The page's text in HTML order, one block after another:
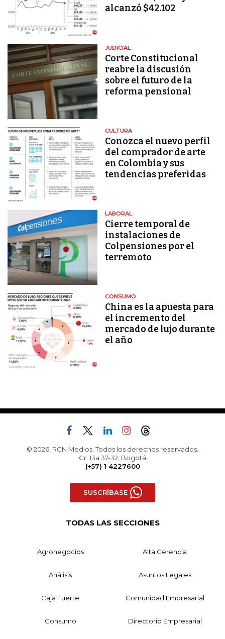
alcanzó $42.102
JUDICIAL
Corte Constitucional
reabre la discusión
sobre el futuro de la
reforma pensional
CULTURA
Conozca el nuevo perfil
del comprador de arte
en Colombia y sus
tendencias preferidas
LABORAL
Cierre temporal de
instalaciones de
Colpensiones por el
terremoto
CONSUMO
China es la apuesta para
el incremento del
mercado de lujo durante
el año
© 2026, RCN Medios. Todos los derechos reservados.
Cr. 13a 37-32, Bogotá
(+57) 1 4227600
SUSCRÍBASE
TODAS LAS SECCIONES
Agronegocios Alta Gerencia
Análisis Asuntos Legales
Caja Fuerte Comunidad Empresarial
Consumo Directorio Empresarial